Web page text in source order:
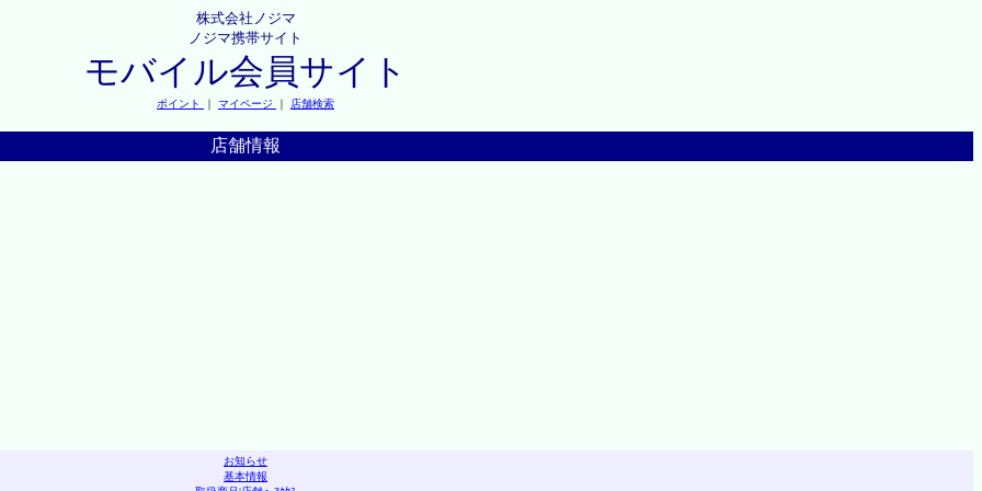
株式会社ノジマ
ノジマ携帯サイト
モバイル会員サイト
ポイント ｜ マイページ ｜ 店舗検索
店舗情報
お知らせ
基本情報